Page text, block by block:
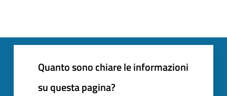
Quanto sono chiare le informazioni
su questa pagina?